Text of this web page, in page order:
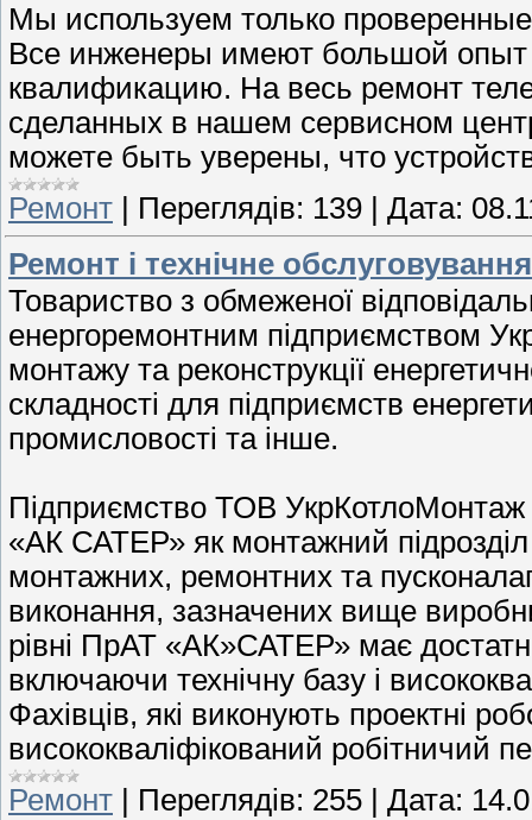
Мы используем только
Все инженеры имеют большой
квалификацию. На весь ремонт
сделанных в нашем сервисном
можете быть уверены, что
Ремонт | Переглядів: 139 | Дата:
Ремонт і технічне
Товариство з обмеженої
енергоремонтним підприємством
монтажу та реконструкції
складності для підприємств
промисловості та інше.
Підприємство ТОВ УкрКотлоМонтаж
«АК САТЕР» як монтажний
монтажних, ремонтних та
виконання, зазначених вище
рівні ПрАТ «АК»САТЕР» має
включаючи технічну базу і
Фахівців, які виконують проектні
висококваліфікований робітничий
Ремонт
Переглядів: 255 Дата: